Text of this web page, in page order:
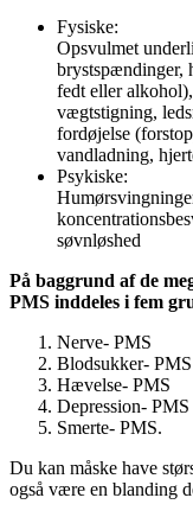
Fysiske:
Opsvulmet
brystspændinger,
fedt eller
vægtstigning,
fordøjelse
vandladning,
Psykiske:
søvnløshed
På baggrund af de
PMS inddeles i fem
Nerve- PMS
Blodsukker- PMS
Hævelse- PMS
Depression- PMS
Smerte- PMS.
Du kan måske have
også være en blanding